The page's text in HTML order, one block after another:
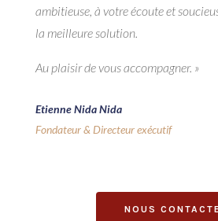
ambitieuse, à votre écoute et
la meilleure solution.
Au plaisir de vous accompagner. »
Etienne Nida Nida
Fondateur & Directeur exécutif
NOUS